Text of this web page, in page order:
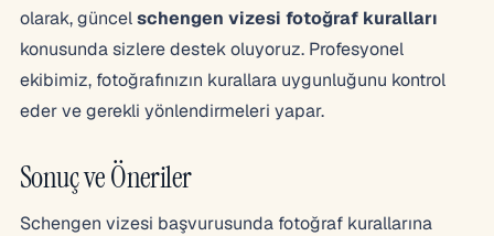
olarak, güncelschengen vizesi fotoğraf kuralları
konusunda sizlere destek oluyoruz. Profesyonel
ekibimiz, fotoğrafınızın kurallara uygunluğunu kontrol
eder ve gerekli yönlendirmeleri yapar.
Sonuç ve Öneriler
Schengen vizesi başvurusunda fotoğraf kurallarına